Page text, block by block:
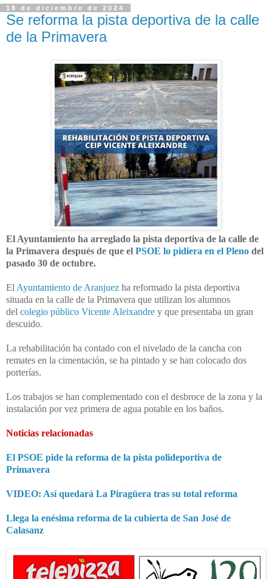
18 de diciembre de 2024
Se reforma la pista deportiva de la calle
de la Primavera
El Ayuntamiento ha arreglado la pista deportiva de la calle de
la Primavera después de que el PSOE lo pidiera en el Pleno del
pasado 30 de octubre.
El Ayuntamiento de Aranjuez ha reformado la pista deportiva
situada en la calle de la Primavera que utilizan los alumnos
del colegio público Vicente Aleixandre y que presentaba un gran
descuido.
La rehabilitación ha contado con el nivelado de la cancha con
remates en la cimentación, se ha pintado y se han colocado dos
porterías.
Los trabajos se han complementado con el desbroce de la zona y la
instalación por vez primera de agua potable en los baños.
Noticias relacionadas
El PSOE pide la reforma de la pista polideportiva de
Primavera
VIDEO: Así quedará La Piragüera tras su total reforma
Llega la enésima reforma de la cubierta de San José de
Calasanz